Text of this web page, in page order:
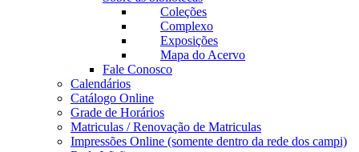
Coleções
Complexo
Exposições
Mapa do Acervo
Fale Conosco
Calendários
Catálogo Online
Grade de Horários
Matriculas / Renovação de Matriculas
Impressões Online (somente dentro da rede dos campi)